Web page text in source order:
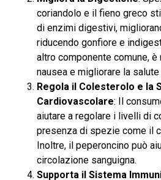
coriandolo e il fieno greco
di enzimi digestivi,
riducendo gonfiore e
altro componente comune,
nausea e migliorare la
Regola il Colesterolo e la
Cardiovascolare: Il
aiutare a regolare i livelli di
presenza di spezie come il
Inoltre, il peperoncino può
circolazione sanguigna.
Supporta il Sistema